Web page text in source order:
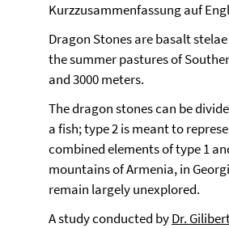
Kurzzusammenfassung auf
Dragon Stones are basalt
the summer pastures of
and 3000 meters.
The dragon stones can be
a fish; type 2 is meant to
combined elements of type 1
mountains of Armenia, in
remain largely unexplored.
A study conducted byDr.